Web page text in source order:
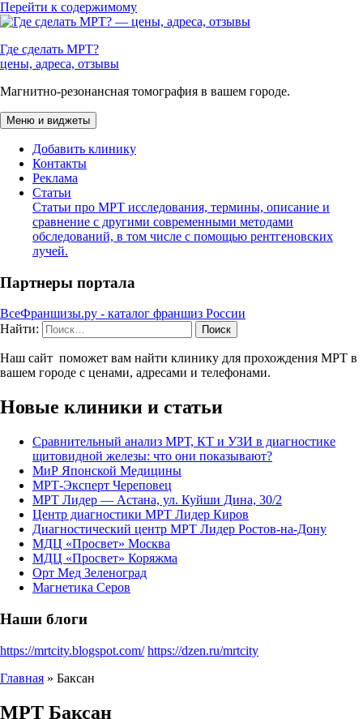
Перейти к содержимому
Где сделать МРТ?
цены, адреса, отзывы
Магнитно-резонансная томография в вашем городе.
Меню и виджеты
Добавить клинику
Контакты
Реклама
Статьи
Статьи про МРТ исследования, термины, описание и
сравнение с другими современными методами
обследований, в том числе с помощью рентгеновских
лучей.
Партнеры портала
ВсеФраншизы.ру - каталог франшиз России
Найти:
Наш сайт поможет вам найти клинику для прохождения МРТ в
вашем городе с ценами, адресами и телефонами.
Новые клиники и статьи
Сравнительный анализ МРТ, КТ и УЗИ в диагностике
щитовидной железы: что они показывают?
МиР Японской Медицины
МРТ-Эксперт Череповец
МРТ Лидер — Астана, ул. Куйши Дина, 30/2
Центр диагностики МРТ Лидер Киров
Диагностический центр МРТ Лидер Ростов-на-Дону
МДЦ «Просвет» Москва
МДЦ «Просвет» Коряжма
Орт Мед Зеленоград
Магнетика Серов
Наши блоги
https://mrtcity.blogspot.com/ https://dzen.ru/mrtcity
Главная » Баксан
МРТ Баксан